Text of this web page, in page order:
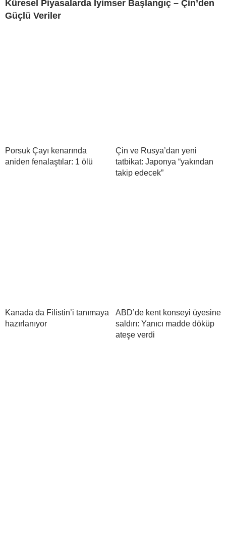
Küresel Piyasalarda İyimser Başlangıç – Çin’den
Güçlü Veriler
Porsuk Çayı kenarında
aniden fenalaştılar: 1 ölü
Çin ve Rusya’dan yeni
tatbikat: Japonya “yakından
takip edecek”
Kanada da Filistin’i tanımaya
hazırlanıyor
ABD’de kent konseyi üyesine
saldırı: Yanıcı madde döküp
ateşe verdi